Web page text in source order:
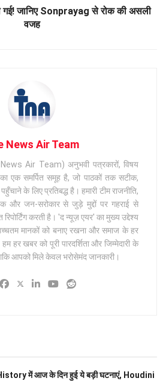
गई! जानिए Sonprayag से रोक की असली
वजह
News Air Team
Air Team) अनुभवी पत्रकारों, विषय
एक समर्पित समूह है, जो पाठकों तक सटीक,
के लिए प्रतिबद्ध है। हमारी टीम राजनीति,
और जन-सरोकार से जुड़े मुद्दों पर गहराई से
करती है। 'द न्यूज़ एयर' का मुख्य उद्देश्य
मानकों को बनाए रखना और समाज के हर
हर खबर को पूरी पारदर्शिता और जिम्मेदारी के
आपको मिले केवल भरोसेमंद जानकारी।
में आज के दिन हुई ये बड़ी घटनाएं, Houdini